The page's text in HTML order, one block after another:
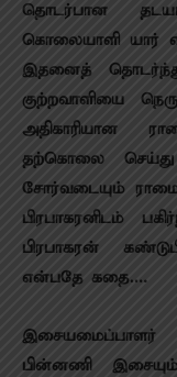
தொடர்பான
கொலையாளி யார்
இதனைத்
குற்றவாளியை
அதிகாரியான
தற்கொலை
சோர்வடையும்
பிரபாகரனிடம்
பிரபாகரன்
என்பதே கதை….
பின்னணி